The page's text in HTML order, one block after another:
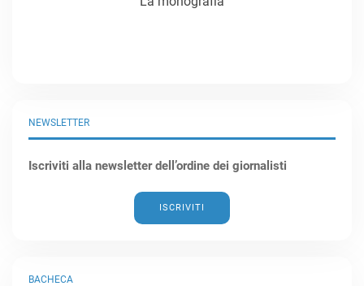
BACHECA
NEWSLETTER
Iscriviti alla newsletter dell’ordine dei giornalisti
ISCRIVITI